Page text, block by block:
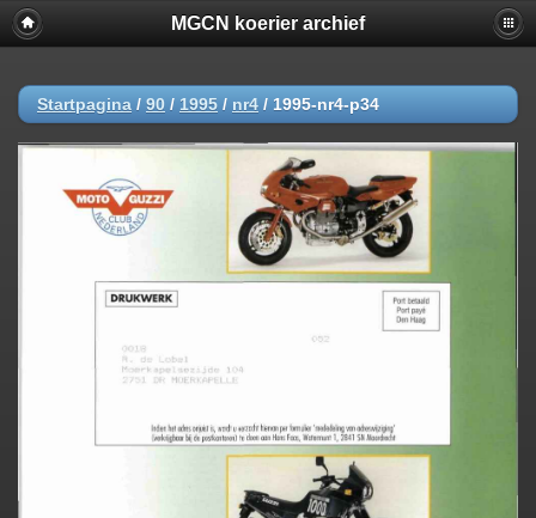
MGCN koerier archief
Startpagina / 90 / 1995 / nr4 / 1995-nr4-p34